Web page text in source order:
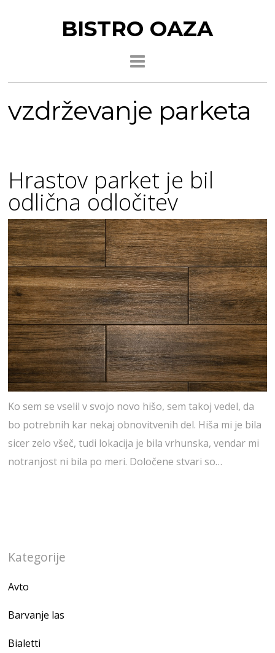
BISTRO OAZA
vzdrževanje parketa
Hrastov parket je bil
odlična odločitev
Ko sem se vselil v svojo novo hišo, sem takoj vedel, da
bo potrebnih kar nekaj obnovitvenih del. Hiša mi je bila
sicer zelo všeč, tudi lokacija je bila vrhunska, vendar mi
notranjost ni bila po meri. Določene stvari so…
Kategorije
Avto
Barvanje las
Bialetti